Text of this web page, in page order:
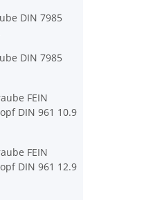
DIN 7985
DIN 7985
FEIN
DIN 961 10.9
FEIN
DIN 961 12.9